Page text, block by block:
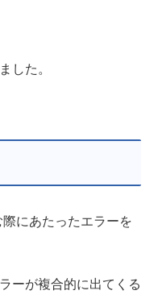
した。
にあたったエラーを
ーが複合的に出てくる